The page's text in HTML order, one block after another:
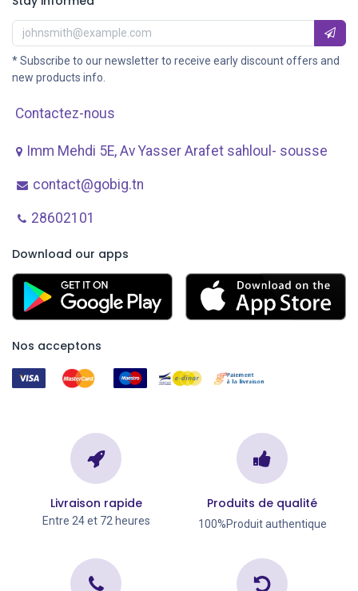
* Subscribe to our newsletter to receive early discount offers and
new products info.
Contactez-nous
Imm Mehdi 5E, Av ​Yasser Arafet sahloul- sousse
contact@gobig.tn
28602101
Download our apps
Nos acceptons
Livraison rapide
Entre 24 et 72 heures
Produits de qualité
100%Produit authentique